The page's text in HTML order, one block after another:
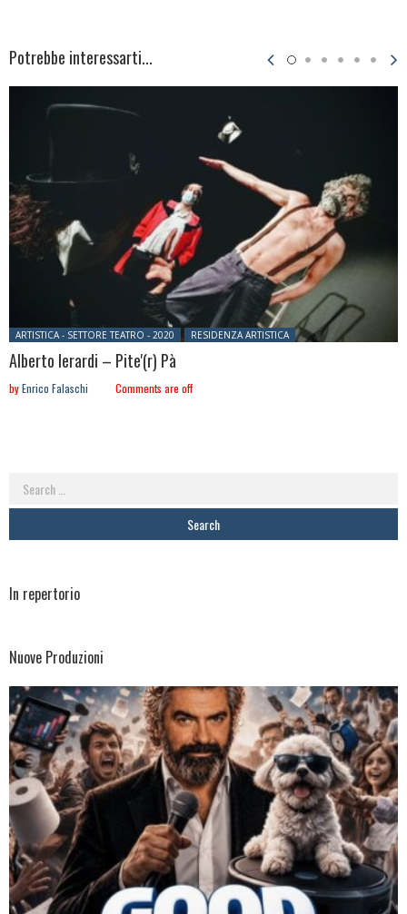
Potrebbe interessarti...
Posted in:
ARTISTICA - SETTORE TEATRO - 2020 RESIDENZA ARTISTICA
Alberto Ierardi – Pite'(r) Pà
byEnrico Falaschi Comments are off
Search
for:
In repertorio
Nuove Produzioni